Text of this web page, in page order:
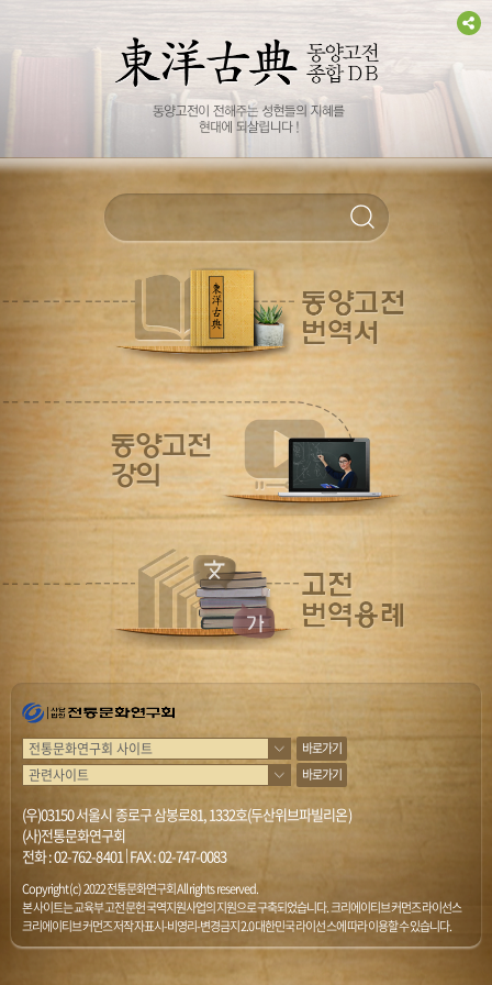
바로가기
바로가기
(우)03150 서울시 종로구 삼봉로81, 1332호(두산위브파빌리온)
(사)전통문화연구회
전화 :02-762-8401|FAX : 02-747-0083
Copyright (c) 2022 전통문화연구회 All rights reserved.
본 사이트는 교육부 고전문헌 국역지원사업의 지원으로 구축되었습니다. 크리에이티브 커먼즈 라이선스
크리에이티브 커먼즈 저작자표시-비영리-변경금지 2.0 대한민국 라이선스에 따라 이용할 수 있습니다.